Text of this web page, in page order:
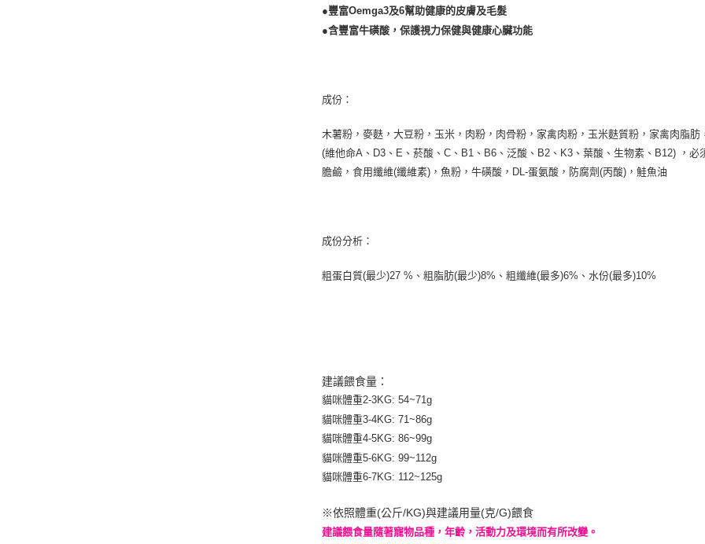
●豐富Oemga3及6幫助健康的皮膚及毛髮
●含豐富牛磺酸，保護視力保健與健康心臟功能
成份：
木薯粉，麥麩，大豆粉，玉米，肉粉，肉骨粉，家禽肉粉，玉米麩質粉，家禽肉脂
(維他命A、D3、E、菸酸、C、B1、B6、泛酸、B2、K3、葉酸、生物素、B12) ，
膽鹼，食用纖維(纖維素)，魚粉，牛磺酸，DL-蛋氨酸，防腐劑(丙酸)，鮭魚油
成份分析：
粗蛋白質(最少)27 %、粗脂肪(最少)8%、粗纖維(最多)6%、水份(最多)10%
建議餵食量：
貓咪體重2-3KG: 54~71g
貓咪體重3-4KG: 71~86g
貓咪體重4-5KG: 86~99g
貓咪體重5-6KG: 99~112g
貓咪體重6-7KG: 112~125g
※依照體重(公斤/KG)與建議用量(克/G)餵食
建議餵食量隨著寵物品種，年齡，活動力及環境而有所改變。